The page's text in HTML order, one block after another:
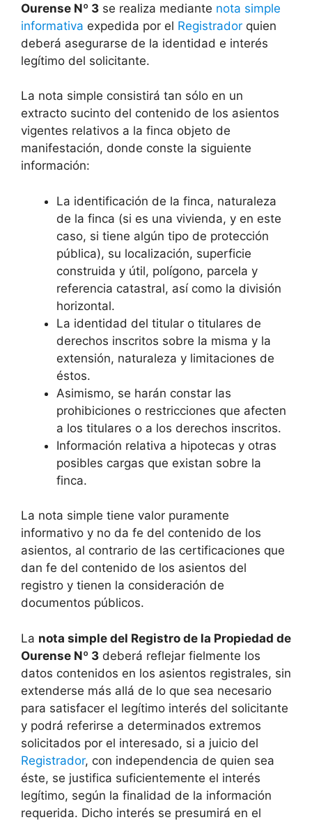
Ourense Nº 3 se realiza mediante nota simple
informativa expedida por el Registrador quien
deberá asegurarse de la identidad e interés
legítimo del solicitante.
La nota simple consistirá tan sólo en un
extracto sucinto del contenido de los asientos
vigentes relativos a la finca objeto de
manifestación, donde conste la siguiente
información:
La identificación de la finca, naturaleza
de la finca (si es una vivienda, y en este
caso, si tiene algún tipo de protección
pública), su localización, superficie
construida y útil, polígono, parcela y
referencia catastral, así como la división
horizontal.
La identidad del titular o titulares de
derechos inscritos sobre la misma y la
extensión, naturaleza y limitaciones de
éstos.
Asimismo, se harán constar las
prohibiciones o restricciones que afecten
a los titulares o a los derechos inscritos.
Información relativa a hipotecas y otras
posibles cargas que existan sobre la
finca.
La nota simple tiene valor puramente
informativo y no da fe del contenido de los
asientos, al contrario de las certificaciones que
dan fe del contenido de los asientos del
registro y tienen la consideración de
documentos públicos.
La nota simple del Registro de la Propiedad de
Ourense Nº 3 deberá reflejar fielmente los
datos contenidos en los asientos registrales, sin
extenderse más allá de lo que sea necesario
para satisfacer el legítimo interés del solicitante
y podrá referirse a determinados extremos
solicitados por el interesado, si a juicio del
Registrador, con independencia de quien sea
éste, se justifica suficientemente el interés
legítimo, según la finalidad de la información
requerida. Dicho interés se presumirá en el